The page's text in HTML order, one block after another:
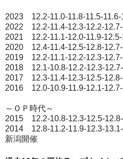
2023 12.2-11.0-11.8-11.5-11.6-
2022 12.2-11.4-12.3-12.2-12.7-
2021 12.2-11.1-12.0-11.9-12.5-
2020 12.4-11.4-12.5-12.8-
2019 12.2-11.1-12.2-12.3-12.7-
2018 12.1-10.8-12.2-12.3-12.7-
2017 12.3-11.4-12.3-12.5-12.8-
2016 12.0-10.9-11.9-12.1-
～ＯＰ時代～
2015 12.2-10.8-12.3-12.5-
2014 12.8-11.2-11.9-12.3-
新潟開催